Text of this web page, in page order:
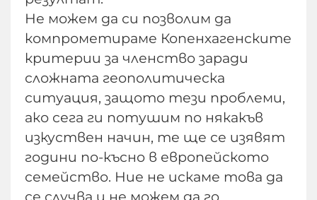
Не можем да си позволим да
компрометираме Копенхагенските
критерии за членство заради
сложната геополитическа
ситуация, защото тези проблеми,
ако сега ги потушим по някакъв
изкуствен начин, те ще се изявят
години по-късно в европейското
семейство. Ние не искаме това да
се случва и не можем да го